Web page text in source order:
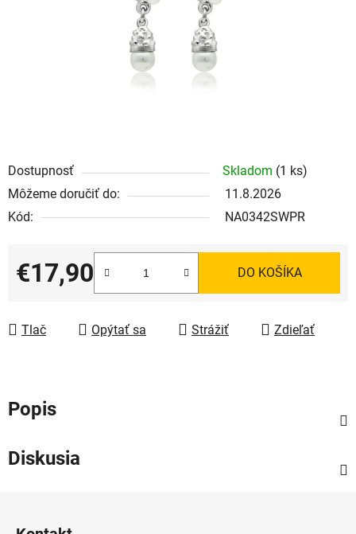
Dostupnosť Skladom (1 ks)
Môžeme doručiť do:
11.8.2026
Kód:
NA0342SWPR
€17,90
Jednotková cena:
DO KOŠÍKA
Tlač Opýtať sa Strážiť Zdieľať
Popis
Diskusia